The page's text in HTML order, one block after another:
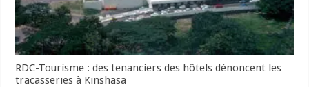
RDC-Tourisme : des tenanciers des hôtels dénoncent les
tracasseries à Kinshasa